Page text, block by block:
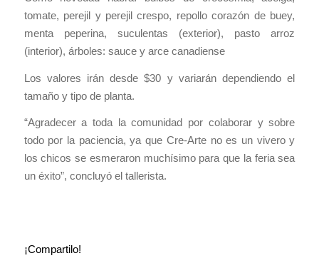
tomate, perejil y perejil crespo, repollo corazón de buey,
menta peperina, suculentas (exterior), pasto arroz
(interior), árboles: sauce y arce canadiense
Los valores irán desde $30 y variarán dependiendo el
tamaño y tipo de planta.
“Agradecer a toda la comunidad por colaborar y sobre
todo por la paciencia, ya que Cre-Arte no es un vivero y
los chicos se esmeraron muchísimo para que la feria sea
un éxito”, concluyó el tallerista.